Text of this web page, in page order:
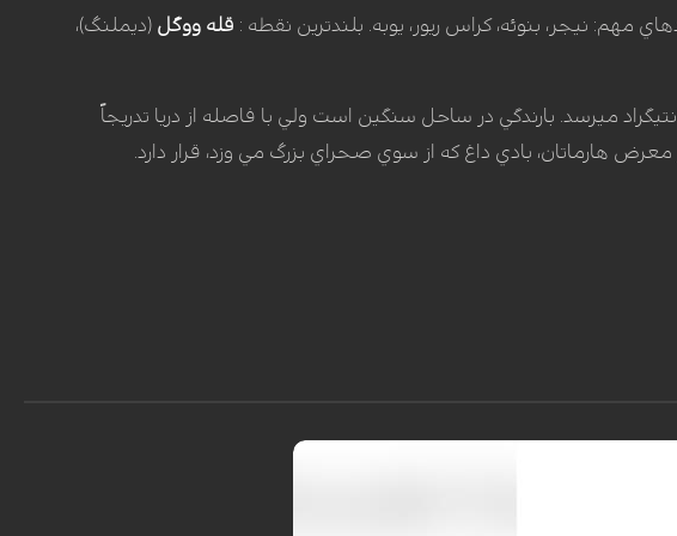
نيجر، بنوئه، كراس ريور، يوبه. بلندترين نقطه : قله ووگل (ديملنگ)،
مرطوب و گرم است، و ميانگين دماي آنها به 32 درجه سانتيگراد مي‏رسد. بارندگي در ساحل سنگين است ولي با فاصله از دريا تدريجاً
هارماتان، بادي داغ كه از سوي صحراي بزرگ مي ‏وزد، قرار دارد.